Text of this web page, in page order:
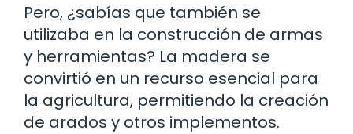
Pero, ¿sabías que también se
utilizaba en la construcción de armas
y herramientas? La madera se
convirtió en un recurso esencial para
la agricultura, permitiendo la creación
de arados y otros implementos.